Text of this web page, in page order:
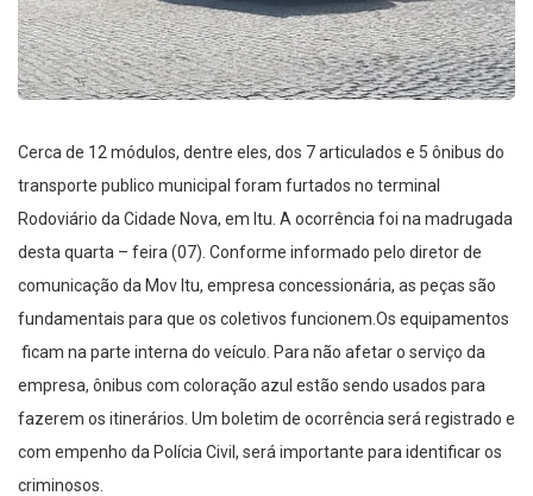
Cerca de 12 módulos, dentre eles, dos 7 articulados e 5 ônibus do
transporte publico municipal foram furtados no terminal
Rodoviário da Cidade Nova, em Itu. A ocorrência foi na madrugada
desta quarta – feira (07). Conforme informado pelo diretor de
comunicação da Mov Itu, empresa concessionária, as peças são
fundamentais para que os coletivos funcionem.Os equipamentos
ficam na parte interna do veículo. Para não afetar o serviço da
empresa, ônibus com coloração azul estão sendo usados para
fazerem os itinerários. Um boletim de ocorrência será registrado e
com empenho da Polícia Civil, será importante para identificar os
criminosos.